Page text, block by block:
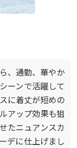
、通勤、華やか
ーンで活躍して
に着丈が短めの
アップ効果も狙
たニュアンスカ
デに仕上げまし